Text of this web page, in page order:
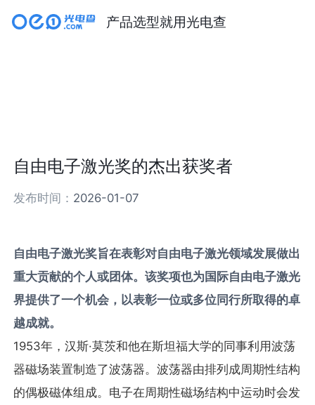
产品选型就用光电查
自由电子激光奖的杰出获奖者
发布时间： 2026-01-07
自由电子激光奖旨在表彰对自由电子激光领域发展做出
重大贡献的个人或团体。该奖项也为国际自由电子激光
界提供了一个机会，以表彰一位或多位同行所取得的卓
越成就。
1953年，汉斯·莫茨和他在斯坦福大学的同事利用波荡
器磁场装置制造了波荡器。波荡器由排列成周期性结构